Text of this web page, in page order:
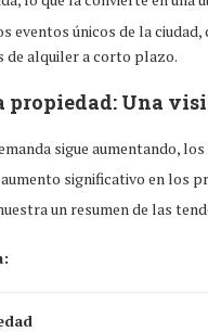
eventos únicos de la
de alquiler a corto plazo.
propiedad: Una
sigue aumentando,
significativo en los
un resumen de las